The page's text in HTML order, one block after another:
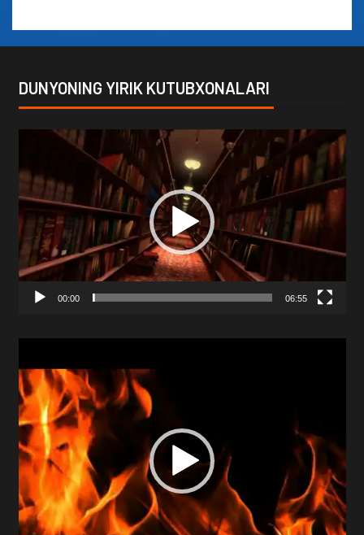
DUNYONING YIRIK KUTUBXONALARI
00:00 06:55
Player